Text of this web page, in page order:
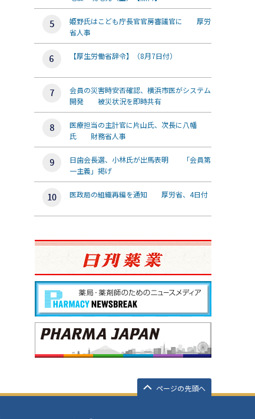
姫野氏はこども庁長官官房審議官に 厚労
省人事
【厚生労働省辞令】（8月7日付）
会員の災害時安否確認、横浜市医がシステム
開発 被災状況を即時共有
医療担当の主計官に片山氏、次長に八幡
氏 財務省人事
日歯会長選、小林氏が出馬表明 「会員第
一主義」掲げ
医政局の組織再編を通知 厚労省、4日付
ページの先頭へ